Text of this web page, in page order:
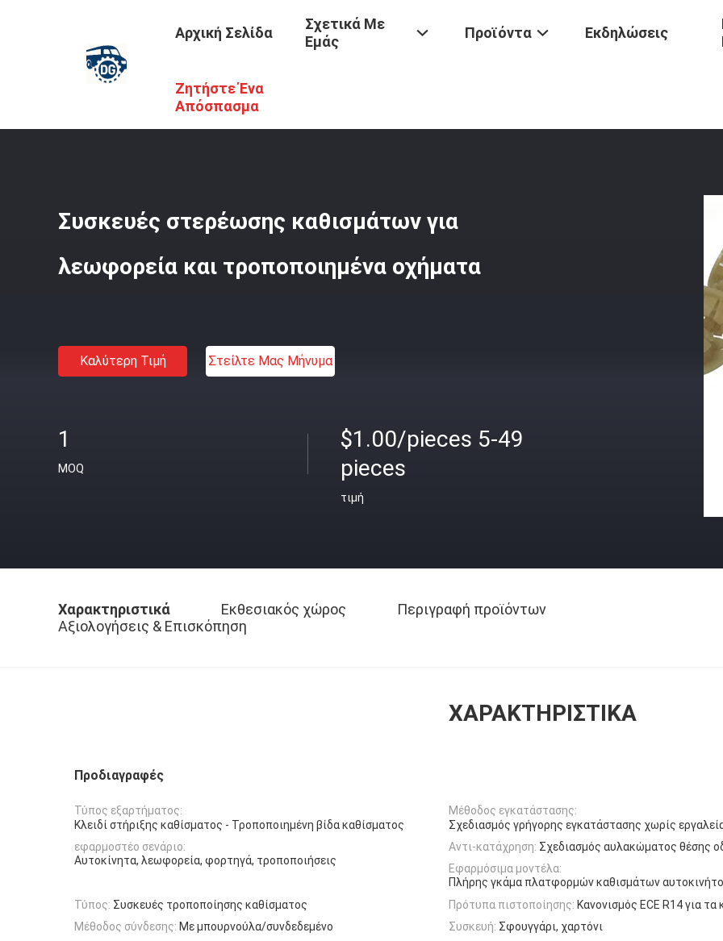
Αρχική Σελίδα
Σχετικά Με
Εμάς
Προϊόντα Εκδηλώσεις
Ζητήστε Ένα
Απόσπασμα
Προϊόντα / Ανταλλακτικά Λεωφορείων
Συσκευές στερέωσης καθισμάτων για
λεωφορεία και τροποποιημένα οχήματα
Καλύτερη Τιμή Στείλτε Μας Μήνυμα
1
MOQ
$1.00/pieces 5-49
pieces
τιμή
Χαρακτηριστικά Εκθεσιακός χώρος
Περιγραφή προϊόντων
Αξιολογήσεις & Επισκόπηση
ΧΑΡΑΚΤΗΡΙΣΤΙΚΆ
Προδιαγραφές
Τύπος εξαρτήματος:
Κλειδί στήριξης καθίσματος - Τροποποιημένη βίδα καθίσματος
Μέθοδος εγκατάστασης:
Σχεδιασμός γρήγορης εγκατάστασης χωρίς
εφαρμοστέο σενάριο:
Αυτοκίνητα, λεωφορεία, φορτηγά, τροποποιήσεις
Αντι-κατάχρηση: Σχεδιασμός αυλακώματος θέσης
Εφαρμόσιμα μοντέλα:
Πλήρης γκάμα πλατφορμών καθισμάτων
Τύπος: Συσκευές τροποποίησης καθίσματος Πρότυπα πιστοποίησης: Κανονισμός ECE R14 για τα
Μέθοδος σύνδεσης: Με μπουρνούλα/συνδεδεμένο Συσκευή: Σφουγγάρι, χαρτόνι